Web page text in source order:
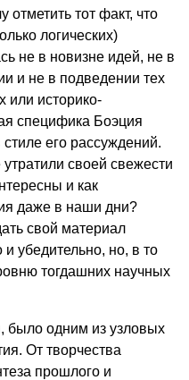
отметить тот факт, что
логических)
не в новизне идей, не в
и не в подведении тех
или историко-
специфика Боэция
его рассуждений.
своей свежести
и как
даже в наши дни?
свой материал
убедительно, но, в то
тогдашних научных
было одним из узловых
От творчества
прошлого и